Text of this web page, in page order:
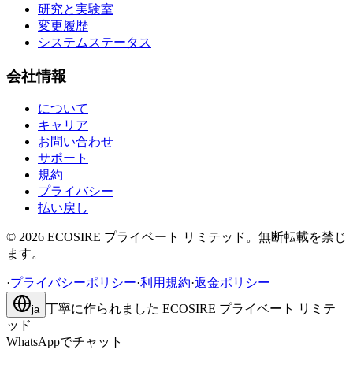
研究と実験室
変更履歴
システムステータス
会社情報
について
キャリア
お問い合わせ
サポート
規約
プライバシー
払い戻し
© 2026 ECOSIRE プライベート リミテッド。無断転載を禁じ
ます。
·プライバシーポリシー·利用規約·返金ポリシー
ja 丁寧に作られました ECOSIRE プライベート リミテ
ッド
WhatsAppでチャット